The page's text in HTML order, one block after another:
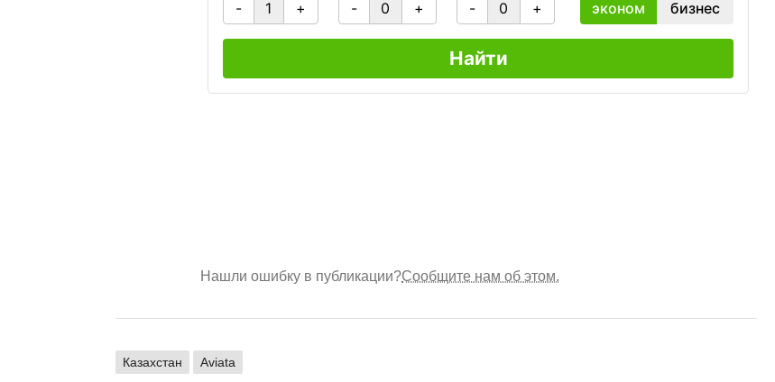
Нашли ошибку в публикации?Сообщите нам об этом.
Казахстан Aviata